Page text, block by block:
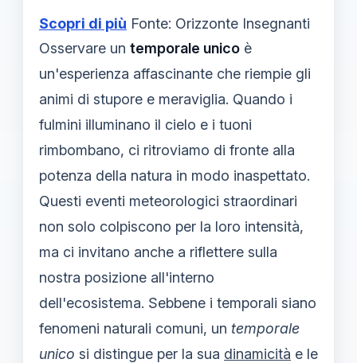
Scopri di più Fonte: Orizzonte Insegnanti
Osservare un temporale unico è
un'esperienza affascinante che riempie gli
animi di stupore e meraviglia. Quando i
fulmini illuminano il cielo e i tuoni
rimbombano, ci ritroviamo di fronte alla
potenza della natura in modo inaspettato.
Questi eventi meteorologici straordinari
non solo colpiscono per la loro intensità,
ma ci invitano anche a riflettere sulla
nostra posizione all'interno
dell'ecosistema. Sebbene i temporali siano
fenomeni naturali comuni, un temporale
unico si distingue per la sua dinamicità e le